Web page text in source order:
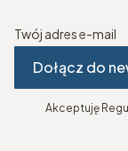
Twój adres e-mail
Dołącz do
Akceptuję